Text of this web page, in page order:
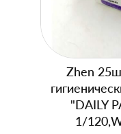
Zhen
"DAILY
1/